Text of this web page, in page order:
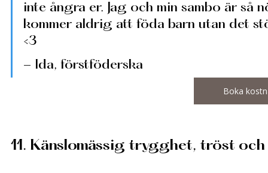
inte ångra er. Jag och min sambo är
kommer aldrig att föda barn utan det
<3
- Ida, förstföderska
Boka
11. Känslomässig trygghet, tröst